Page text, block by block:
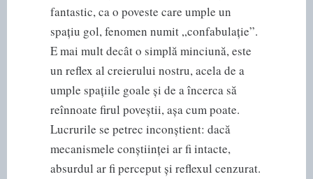
fantastic, ca o poveste care umple un
spațiu gol, fenomen numit „confabulație”.
E mai mult decât o simplă minciună, este
un reflex al creierului nostru, acela de a
umple spațiile goale și de a încerca să
reînnoate firul poveștii, așa cum poate.
Lucrurile se petrec inconștient: dacă
mecanismele conștiinței ar fi intacte,
absurdul ar fi perceput și reflexul cenzurat.